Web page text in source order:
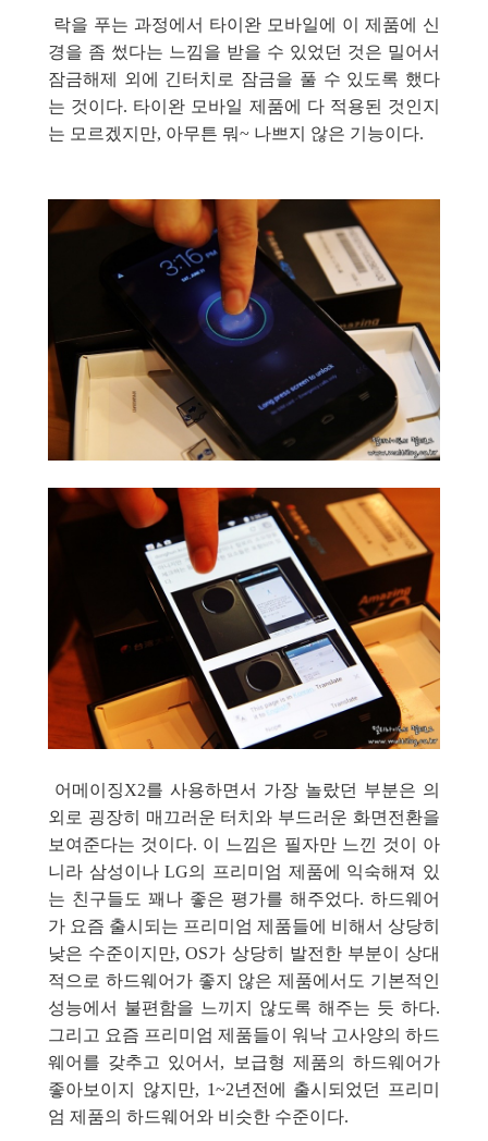
락을 푸는 과정에서 타이완 모바일에 이 제품에 신
경을 좀 썼다는 느낌을 받을 수 있었던 것은 밀어서
잠금해제 외에 긴터치로 잠금을 풀 수 있도록 했다
는 것이다. 타이완 모바일 제품에 다 적용된 것인지
는 모르겠지만, 아무튼 뭐~ 나쁘지 않은 기능이다.
어메이징X2를 사용하면서 가장 놀랐던 부분은 의
외로 굉장히 매끄러운 터치와 부드러운 화면전환을
보여준다는 것이다. 이 느낌은 필자만 느낀 것이 아
니라 삼성이나 LG의 프리미엄 제품에 익숙해져 있
는 친구들도 꽤나 좋은 평가를 해주었다. 하드웨어
가 요즘 출시되는 프리미엄 제품들에 비해서 상당히
낮은 수준이지만, OS가 상당히 발전한 부분이 상대
적으로 하드웨어가 좋지 않은 제품에서도 기본적인
성능에서 불편함을 느끼지 않도록 해주는 듯 하다.
그리고 요즘 프리미엄 제품들이 워낙 고사양의 하드
웨어를 갖추고 있어서, 보급형 제품의 하드웨어가
좋아보이지 않지만, 1~2년전에 출시되었던 프리미
엄 제품의 하드웨어와 비슷한 수준이다.